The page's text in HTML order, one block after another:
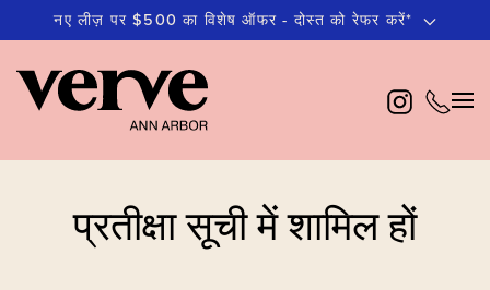
सामग्री
पर
नए लीज़ पर $500 का विशेष ऑफर - दोस्त को रेफर करें*
प्रतीक्षा सूची में शामिल हों